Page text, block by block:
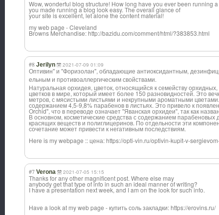
Wow, wonderful blog structure! How long have you ever been running
you made running a blog look easy. The overall glance of
your site is excellent, let alone the content material!
my web page - Cleveland
Browns Merchandise: http://bazidu.com/comment/html/?383853.html
#8 Jerilyn 2021-07-09 01:09
Оптивин" и "Форизолан", обладающие антиоксидантным,
ельным и противоаллергическим свойствами.
Натуральная орхидея, цветок, относящийся к семейству
цветков в мире, который имеет более 150 разновидностей. Это
метров, с мясистыми листьями и некрупными ароматными
содержанием 4,5-9,8% парабенов в листьях. Это привело к
Orchid", что в переводе означает "Яванская орхидеи", так как
В основном, косметические средства с содержанием парабеновых
красящих веществ и полиглицеринов. По отдельности эти
сочетание может привести к негативным последствиям.
Here is my webpage :: цена: https://opti-vin.ru/optivin-kupit-v-
#7 Verona 2021-07-05 15:15
Thanks for any other magnificent post. Where else may
anybody get that type of info in such an ideal manner of writing?
I have a presentation next week, and I am on the look for such info.
Have a look at my web page - купить соль закладки: https://erovins.ru/